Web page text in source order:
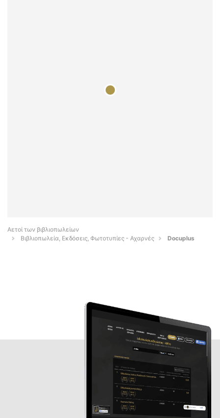
Αετοί των βιβλιοπωλείων
Βιβλιοπωλεία, Εκδόσεις, Φωτοτυπίες - Αχαρνές
Docuplus